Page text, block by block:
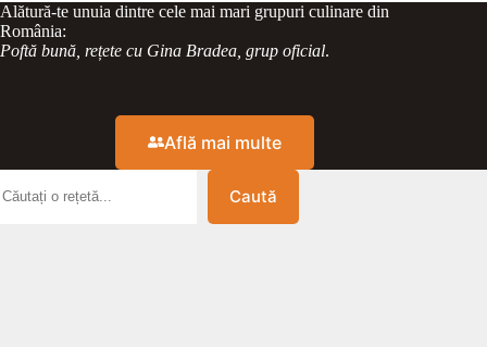
Alătură-te unuia dintre cele mai mari grupuri culinare din
România:
Poftă bună, rețete cu Gina Bradea, grup oficial.
Află mai multe
Caută